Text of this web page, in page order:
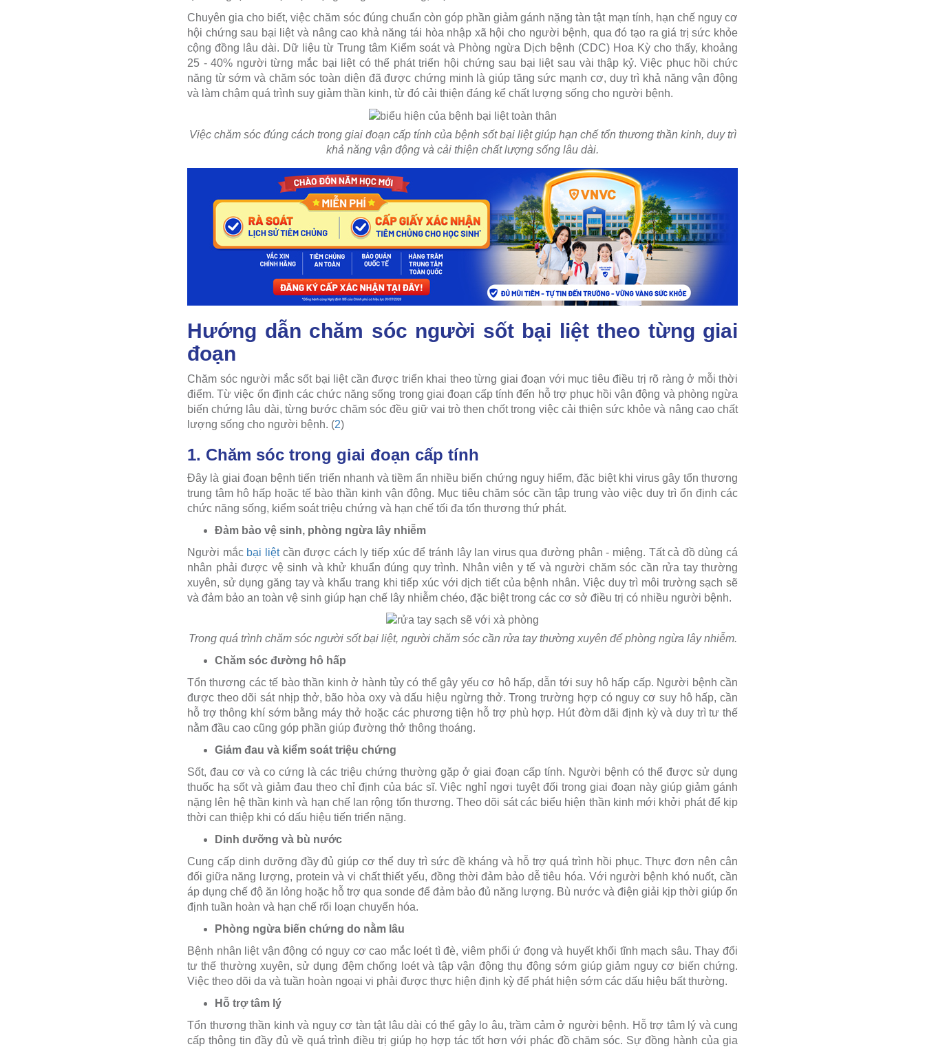
Chuyên gia cho biết, việc chăm sóc đúng chuẩn còn góp phần giảm gánh nặng tàn tật mạn tính, hạn chế nguy cơ
hội chứng sau bại liệt và nâng cao khả năng tái hòa nhập xã hội cho người bệnh, qua đó tạo ra giá trị sức khỏe
cộng đồng lâu dài. Dữ liệu từ Trung tâm Kiểm soát và Phòng ngừa Dịch bệnh (CDC) Hoa Kỳ cho thấy, khoảng
25 - 40% người từng mắc bại liệt có thể phát triển hội chứng sau bại liệt sau vài thập kỷ. Việc phục hồi chức
năng từ sớm và chăm sóc toàn diện đã được chứng minh là giúp tăng sức mạnh cơ, duy trì khả năng vận động
và làm chậm quá trình suy giảm thần kinh, từ đó cải thiện đáng kể chất lượng sống cho người bệnh.
Việc chăm sóc đúng cách trong giai đoạn cấp tính của bệnh sốt bại liệt giúp hạn chế tổn thương thần kinh, duy trì
khả năng vận động và cải thiện chất lượng sống lâu dài.
Hướng dẫn chăm sóc người sốt bại liệt theo từng giai
đoạn
Chăm sóc người mắc sốt bại liệt cần được triển khai theo từng giai đoạn với mục tiêu điều trị rõ ràng ở mỗi thời
điểm. Từ việc ổn định các chức năng sống trong giai đoạn cấp tính đến hỗ trợ phục hồi vận động và phòng ngừa
biến chứng lâu dài, từng bước chăm sóc đều giữ vai trò then chốt trong việc cải thiện sức khỏe và nâng cao chất
lượng sống cho người bệnh. (2)
1. Chăm sóc trong giai đoạn cấp tính
Đây là giai đoạn bệnh tiến triển nhanh và tiềm ẩn nhiều biến chứng nguy hiểm, đặc biệt khi virus gây tổn thương
trung tâm hô hấp hoặc tế bào thần kinh vận động. Mục tiêu chăm sóc cần tập trung vào việc duy trì ổn định các
chức năng sống, kiểm soát triệu chứng và hạn chế tối đa tổn thương thứ phát.
Đảm bảo vệ sinh, phòng ngừa lây nhiễm
Người mắc bại liệtcần được cách ly tiếp xúc để tránh lây lan virus qua đường phân - miệng. Tất cả đồ dùng cá
nhân phải được vệ sinh và khử khuẩn đúng quy trình. Nhân viên y tế và người chăm sóc cần rửa tay thường
xuyên, sử dụng găng tay và khẩu trang khi tiếp xúc với dịch tiết của bệnh nhân. Việc duy trì môi trường sạch sẽ
và đảm bảo an toàn vệ sinh giúp hạn chế lây nhiễm chéo, đặc biệt trong các cơ sở điều trị có nhiều người bệnh.
Trong quá trình chăm sóc người sốt bại liệt, người chăm sóc cần rửa tay thường xuyên để phòng ngừa lây nhiễm.
Chăm sóc đường hô hấp
Tổn thương các tế bào thần kinh ở hành tủy có thể gây yếu cơ hô hấp, dẫn tới suy hô hấp cấp. Người bệnh cần
được theo dõi sát nhịp thở, bão hòa oxy và dấu hiệu ngừng thở. Trong trường hợp có nguy cơ suy hô hấp, cần
hỗ trợ thông khí sớm bằng máy thở hoặc các phương tiện hỗ trợ phù hợp. Hút đờm dãi định kỳ và duy trì tư thế
nằm đầu cao cũng góp phần giúp đường thở thông thoáng.
Giảm đau và kiểm soát triệu chứng
Sốt, đau cơ và co cứng là các triệu chứng thường gặp ở giai đoạn cấp tính. Người bệnh có thể được sử dụng
thuốc hạ sốt và giảm đau theo chỉ định của bác sĩ. Việc nghỉ ngơi tuyệt đối trong giai đoạn này giúp giảm gánh
nặng lên hệ thần kinh và hạn chế lan rộng tổn thương. Theo dõi sát các biểu hiện thần kinh mới khởi phát để kịp
thời can thiệp khi có dấu hiệu tiến triển nặng.
Dinh dưỡng và bù nước
Cung cấp dinh dưỡng đầy đủ giúp cơ thể duy trì sức đề kháng và hỗ trợ quá trình hồi phục. Thực đơn nên cân
đối giữa năng lượng, protein và vi chất thiết yếu, đồng thời đảm bảo dễ tiêu hóa. Với người bệnh khó nuốt, cần
áp dụng chế độ ăn lỏng hoặc hỗ trợ qua sonde để đảm bảo đủ năng lượng. Bù nước và điện giải kịp thời giúp ổn
định tuần hoàn và hạn chế rối loạn chuyển hóa.
Phòng ngừa biến chứng do nằm lâu
Bệnh nhân liệt vận động có nguy cơ cao mắc loét tì đè, viêm phổi ứ đọng và huyết khối tĩnh mạch sâu. Thay đổi
tư thế thường xuyên, sử dụng đệm chống loét và tập vận động thụ động sớm giúp giảm nguy cơ biến chứng.
Việc theo dõi da và tuần hoàn ngoại vi phải được thực hiện định kỳ để phát hiện sớm các dấu hiệu bất thường.
Hỗ trợ tâm lý
Tổn thương thần kinh và nguy cơ tàn tật lâu dài có thể gây lo âu, trầm cảm ở người bệnh. Hỗ trợ tâm lý và cung
cấp thông tin đầy đủ về quá trình điều trị giúp họ hợp tác tốt hơn với phác đồ chăm sóc. Sự đồng hành của gia